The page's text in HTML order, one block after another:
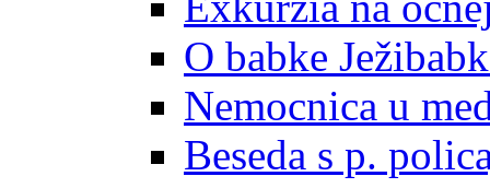
O babke
Nemocnica u
Beseda s p.